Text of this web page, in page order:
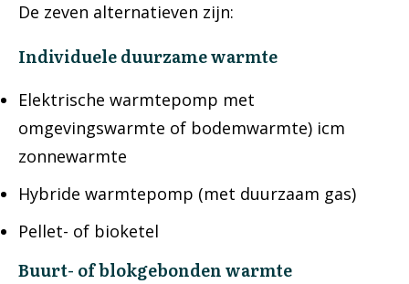
De zeven alternatieven zijn:
Individuele duurzame warmte
Elektrische warmtepomp met
omgevingswarmte of bodemwarmte) icm
zonnewarmte
Hybride warmtepomp (met duurzaam gas)
Pellet- of bioketel
Buurt- of blokgebonden warmte